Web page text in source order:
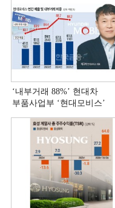
‘내부거래 88%ʼ 현대차
부품사업부 ‘현대모비스ʼ